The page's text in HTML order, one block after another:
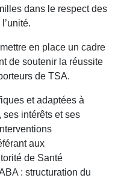
dans le respect des
en place un cadre
de soutenir la réussite
de TSA.
et adaptées à
intérêts et ses
aux
de Santé
: structuration du